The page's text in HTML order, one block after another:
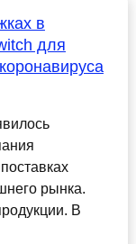
в
для
рынка.
В